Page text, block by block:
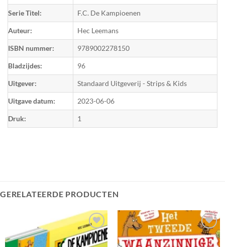
Serie Titel: F.C. De Kampioenen
Auteur: Hec Leemans
ISBN nummer: 9789002278150
Bladzijdes: 96
Uitgever: Standaard Uitgeverij - Strips & Kids
Uitgave datum: 2023-06-06
Druk: 1
GERELATEERDE PRODUCTEN